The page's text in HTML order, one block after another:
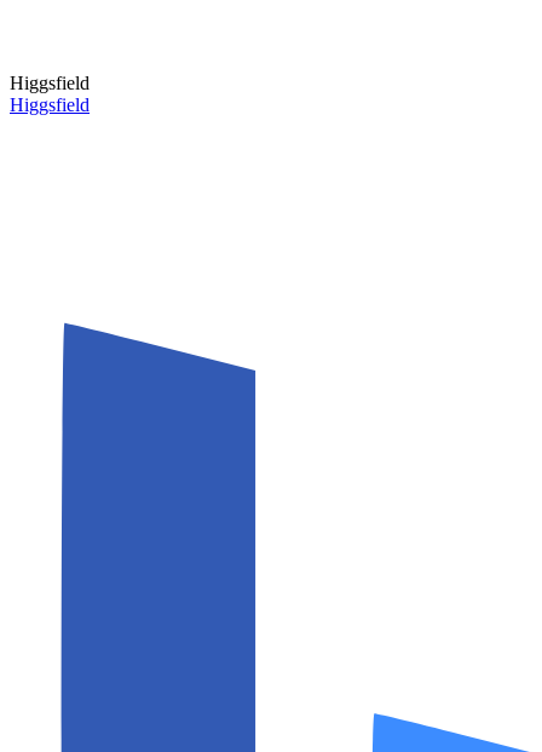
Higgsfield
Higgsfield